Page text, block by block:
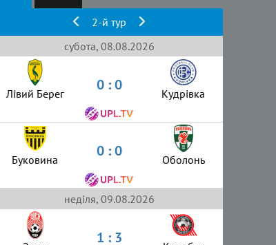
Кривбас
Оболонь
2-й тур
субота, 08.08.2026
Лівий Берег 0 : 0 Кудрівка
Буковина 0 : 0 Оболонь
неділя, 09.08.2026
1 : 3